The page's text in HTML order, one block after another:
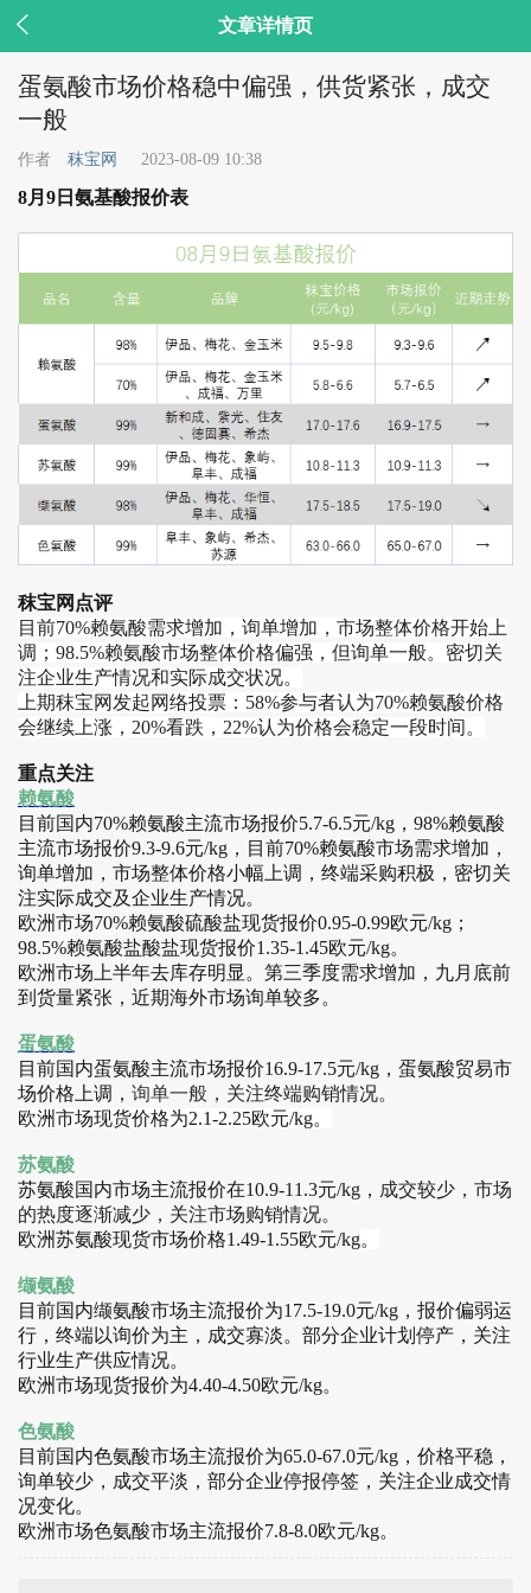
 文章详情页
蛋氨酸市场价格稳中偏强，供货紧张，成交
一般
作者 秣宝网 2023-08-09 10:38
8月9日氨基酸报价表
秣宝网点评
目前70%赖氨酸需求增加，询单增加，市场整体价格开始上
调；98.5%赖氨酸市场整体价格偏强，但询单一般。密切关
注企业生产情况和实际成交状况。
上期秣宝网发起网络投票：58%参与者认为70%赖氨酸价格
会继续上涨，20%看跌，22%认为价格会稳定一段时间。
重点关注
赖氨酸
目前国内70%赖氨酸主流市场报价5.7-6.5元/kg，98%赖氨酸
主流市场报价9.3-9.6元/kg，目前70%赖氨酸市场需求增加，
询单增加，市场整体价格小幅上调，终端采购积极，密切关
注实际成交及企业生产情况。
欧洲市场70%赖氨酸硫酸盐现货报价0.95-0.99欧元/kg；
98.5%赖氨酸盐酸盐现货报价1.35-1.45欧元/kg。
欧洲市场上半年去库存明显。第三季度需求增加，九月底前
到货量紧张，近期海外市场询单较多。
蛋氨酸
目前国内蛋氨酸主流市场报价16.9-17.5元/kg，蛋氨酸贸易市
场价格上调， 询单一般 ，关注终端购销情况。
欧洲市场现货价格为2.1-2.25欧元/kg。
苏氨酸
苏氨酸国内市场主流报价在10.9-11.3元/kg， 成交较少，市场
的热度逐渐减少，关注市场购销情况。
欧洲苏氨酸现货市场价格1.49-1.55欧元/kg。
缬氨酸
目前国内缬氨酸市场主流报价为17.5-19.0元/kg，报价偏弱运
行，终端以询价为主，成交寡淡。部分企业计划停产，关注
行业生产供应情况。
欧洲市场现货报价为4.40-4.50欧元/kg。
色氨酸
目前国内色氨酸市场主流报价为65.0-67.0元/kg，价格平稳，
询单较少，成交平淡，部分企业停报停签，关注企业成交情
况变化。
欧洲市场色氨酸市场主流报价7.8-8.0欧元/kg。